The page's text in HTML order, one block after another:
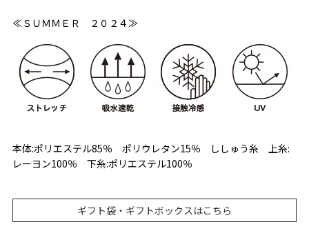
≪ＳＵＭＭＥＲ ２０２４≫
本体:ポリエステル85％ ポリウレタン15％ ししゅう糸 上糸:
レーヨン100％ 下糸:ポリエステル100％
ギフト袋・ギフトボックスはこちら